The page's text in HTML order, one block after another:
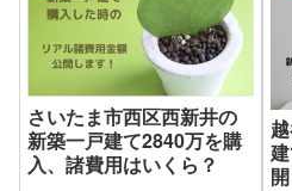
さいたま市西区西新井の
新築一戸建て2840万を購
入、諸費用はいくら？